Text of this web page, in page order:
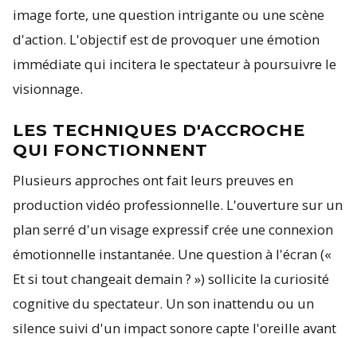
image forte, une question intrigante ou une scène
d'action. L'objectif est de provoquer une émotion
immédiate qui incitera le spectateur à poursuivre le
visionnage.
LES TECHNIQUES D'ACCROCHE
QUI FONCTIONNENT
Plusieurs approches ont fait leurs preuves en
production vidéo professionnelle. L'ouverture sur un
plan serré d'un visage expressif crée une connexion
émotionnelle instantanée. Une question à l'écran («
Et si tout changeait demain ? ») sollicite la curiosité
cognitive du spectateur. Un son inattendu ou un
silence suivi d'un impact sonore capte l'oreille avant